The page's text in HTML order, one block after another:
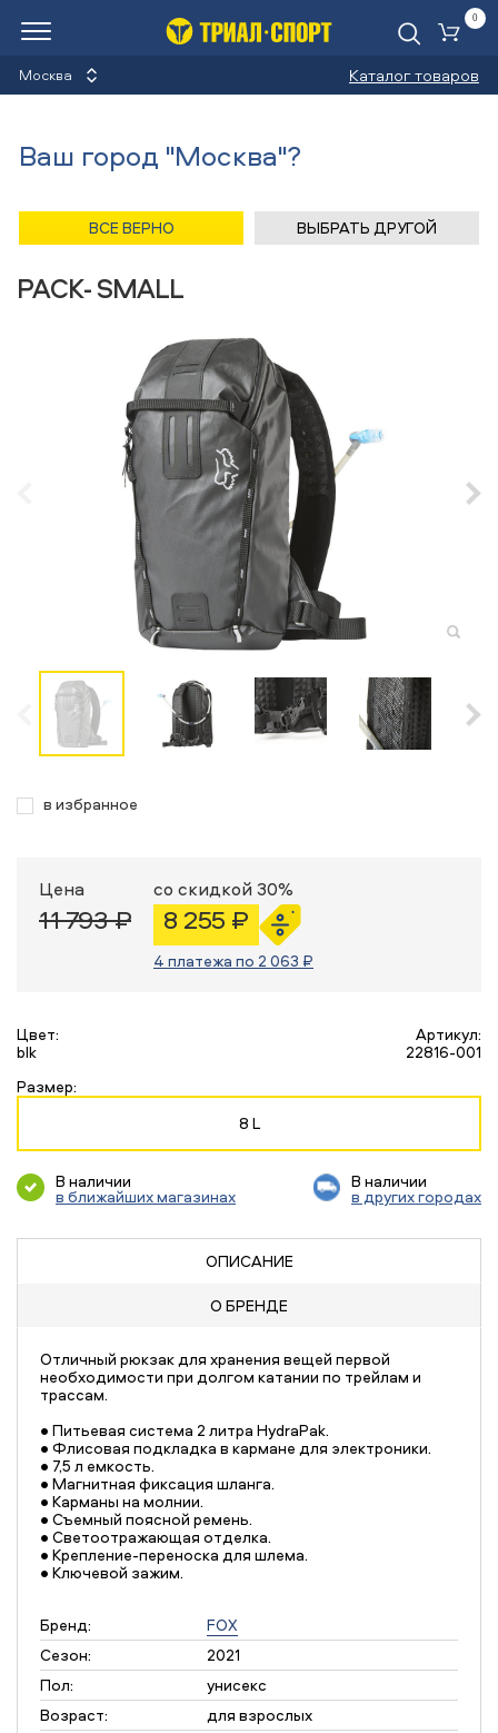
Москва Каталог товаров
0
Рюкзак FOX UTILITY HYDRATION
PACK- SMALL
в избранное
Цена
11 793 ₽
со скидкой 30%
8 255 ₽
4 платежа по 2 063 ₽
Цвет:
blk
Артикул:
22816-001
Размер:
8 L
В наличии
в ближайших магазинах
В наличии
в других городах
ОПИСАНИЕ
О БРЕНДЕ
Отличный рюкзак для хранения вещей первой
необходимости при долгом катании по трейлам и
трассам.
• Питьевая система 2 литра HydraPak.
• Флисовая подкладка в кармане для электроники.
• 7,5 л емкость.
• Магнитная фиксация шланга.
• Карманы на молнии.
• Съемный поясной ремень.
• Светоотражающая отделка.
• Крепление-переноска для шлема.
• Ключевой зажим.
Бренд:
FOX
Сезон:
2021
Пол:
унисекс
Возраст:
для взрослых
Ваш город "Москва"?
ВСЕ ВЕРНО ВЫБРАТЬ ДРУГОЙ